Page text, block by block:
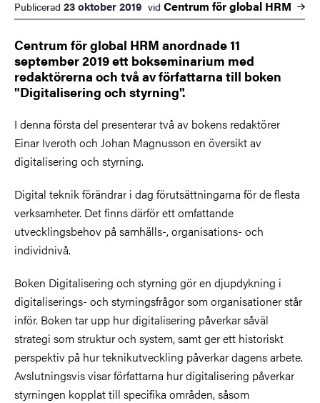
Publicerad 23 oktober 2019 vid Centrum för global HRM
Centrum för global HRM anordnade 11
september 2019 ett bokseminarium med
redaktörerna och två av författarna till boken
"Digitalisering och styrning".
I denna första del presenterar två av bokens redaktörer
Einar Iveroth och Johan Magnusson en översikt av
digitalisering och styrning.
Digital teknik förändrar i dag förutsättningarna för de flesta
verksamheter. Det finns därför ett omfattande
utvecklingsbehov på samhälls-, organisations- och
individnivå.
Boken Digitalisering och styrning gör en djupdykning i
digitaliserings- och styrningsfrågor som organisationer står
inför. Boken tar upp hur digitalisering påverkar såväl
strategi som struktur och system, samt ger ett historiskt
perspektiv på hur teknikutveckling påverkar dagens arbete.
Avslutningsvis visar författarna hur digitalisering påverkar
styrningen kopplat till specifika områden, såsom